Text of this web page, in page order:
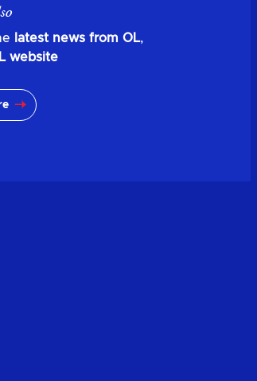
latest news from OL,
website